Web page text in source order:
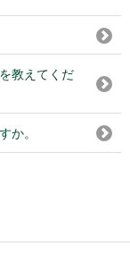
教えてくだ
か。